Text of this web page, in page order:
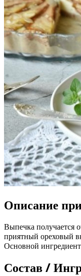
Описание
Выпечка получается
приятный ореховый
Основной
Состав /